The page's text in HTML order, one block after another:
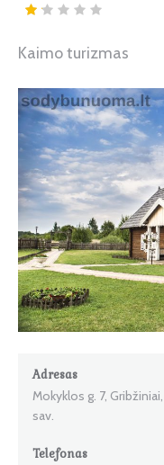
Kaimo turizmas
Adresas
Mokyklos g. 7,
sav.
Telefonas